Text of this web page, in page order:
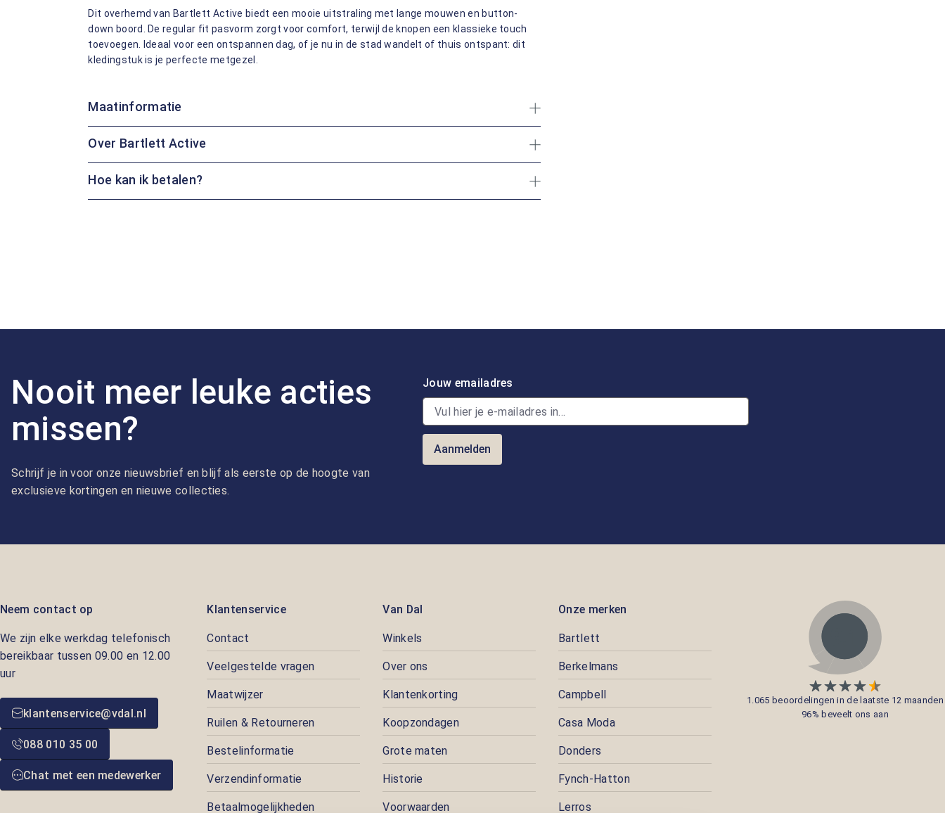
Dit overhemd van Bartlett Active biedt een mooie uitstraling met lange mouwen en button-
down boord. De regular fit pasvorm zorgt voor comfort, terwijl de knopen een klassieke touch
toevoegen. Ideaal voor een ontspannen dag, of je nu in de stad wandelt of thuis ontspant: dit
kledingstuk is je perfecte metgezel.
Maatinformatie
Over Bartlett Active
Hoe kan ik betalen?
Nooit meer leuke acties
missen?
Schrijf je in voor onze nieuwsbrief en blijf als eerste op de hoogte van
exclusieve kortingen en nieuwe collecties.
Jouw emailadres
Aanmelden
Neem contact op
We zijn elke werkdag telefonisch
bereikbaar tussen 09.00 en 12.00
uur
klantenservice@vdal.nl
088 010 35 00
Chat met een medewerker
Klantenservice
Contact
Veelgestelde vragen
Maatwijzer
Ruilen & Retourneren
Bestelinformatie
Verzendinformatie
Betaalmogelijkheden
Van Dal
Winkels
Over ons
Klantenkorting
Koopzondagen
Grote maten
Historie
Voorwaarden
Onze merken
Bartlett
Berkelmans
Campbell
Casa Moda
Donders
Fynch-Hatton
Lerros
1.065 beoordelingen in de laatste 12 maanden
96% beveelt ons aan